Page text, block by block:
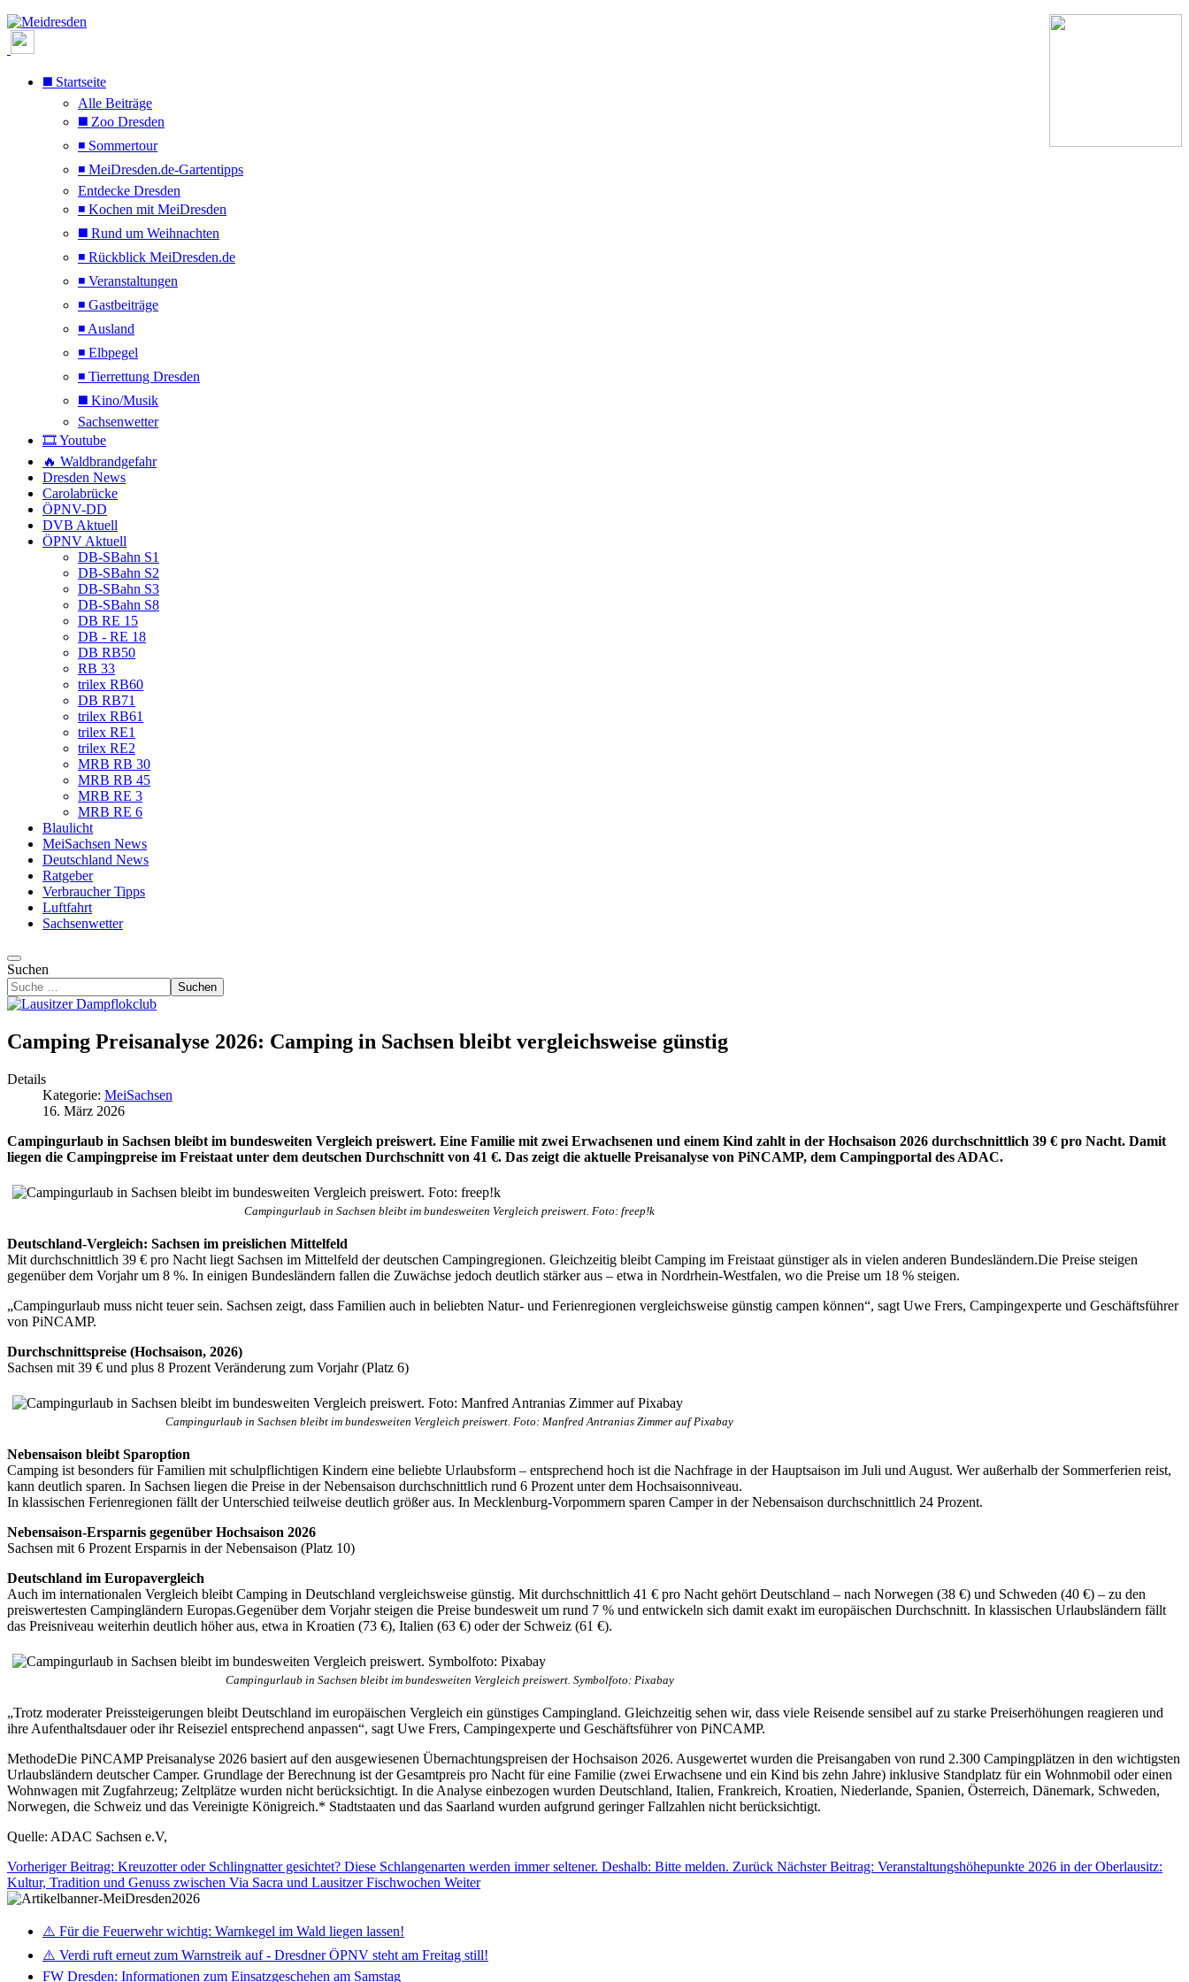
◼️ Startseite
Alle Beiträge
◼️ Zoo Dresden
◾ Sommertour
◾ MeiDresden.de-Gartentipps
Entdecke Dresden
◾ Kochen mit MeiDresden
◼️ Rund um Weihnachten
◾ Rückblick MeiDresden.de
◾ Veranstaltungen
◾ Gastbeiträge
◾ Ausland
◾ Elbpegel
◾ Tierrettung Dresden
◼️ Kino/Musik
Sachsenwetter
🎞️ Youtube
🔥 Waldbrandgefahr
Dresden News
Carolabrücke
ÖPNV-DD
DVB Aktuell
ÖPNV Aktuell
DB-SBahn S1
DB-SBahn S2
DB-SBahn S3
DB-SBahn S8
DB RE 15
DB - RE 18
DB RB50
RB 33
trilex RB60
DB RB71
trilex RB61
trilex RE1
trilex RE2
MRB RB 30
MRB RB 45
MRB RE 3
MRB RE 6
Blaulicht
MeiSachsen News
Deutschland News
Ratgeber
Verbraucher Tipps
Luftfahrt
Sachsenwetter
Suchen
Suchen
Camping Preisanalyse 2026: Camping in Sachsen bleibt vergleichsweise günstig
Details
Kategorie: MeiSachsen
16. März 2026
Campingurlaub in Sachsen bleibt im bundesweiten Vergleich preiswert. Eine Familie mit zwei Erwachsenen und einem Kind zahlt in der Hochsaison 2026 durchschnittlich 39 € pro Nacht. Damit
liegen die Campingpreise im Freistaat unter dem deutschen Durchschnitt von 41 €. Das zeigt die aktuelle Preisanalyse von PiNCAMP, dem Campingportal des ADAC.
Campingurlaub in Sachsen bleibt im bundesweiten Vergleich preiswert. Foto: freep!k
Deutschland-Vergleich: Sachsen im preislichen Mittelfeld
Mit durchschnittlich 39 € pro Nacht liegt Sachsen im Mittelfeld der deutschen Campingregionen. Gleichzeitig bleibt Camping im Freistaat günstiger als in vielen anderen Bundesländern.Die Preise steigen
gegenüber dem Vorjahr um 8 %. In einigen Bundesländern fallen die Zuwächse jedoch deutlich stärker aus – etwa in Nordrhein-Westfalen, wo die Preise um 18 % steigen.
„Campingurlaub muss nicht teuer sein. Sachsen zeigt, dass Familien auch in beliebten Natur- und Ferienregionen vergleichsweise günstig campen können“, sagt Uwe Frers, Campingexperte und Geschäftsführer
von PiNCAMP.
Durchschnittspreise (Hochsaison, 2026)
Sachsen mit 39 € und plus 8 Prozent Veränderung zum Vorjahr (Platz 6)
Campingurlaub in Sachsen bleibt im bundesweiten Vergleich preiswert. Foto: Manfred Antranias Zimmer auf Pixabay
Nebensaison bleibt Sparoption
Camping ist besonders für Familien mit schulpflichtigen Kindern eine beliebte Urlaubsform – entsprechend hoch ist die Nachfrage in der Hauptsaison im Juli und August. Wer außerhalb der Sommerferien reist,
kann deutlich sparen. In Sachsen liegen die Preise in der Nebensaison durchschnittlich rund 6 Prozent unter dem Hochsaisonniveau.
In klassischen Ferienregionen fällt der Unterschied teilweise deutlich größer aus. In Mecklenburg-Vorpommern sparen Camper in der Nebensaison durchschnittlich 24 Prozent.
Nebensaison-Ersparnis gegenüber Hochsaison 2026
Sachsen mit 6 Prozent Ersparnis in der Nebensaison (Platz 10)
Deutschland im Europavergleich
Auch im internationalen Vergleich bleibt Camping in Deutschland vergleichsweise günstig. Mit durchschnittlich 41 € pro Nacht gehört Deutschland – nach Norwegen (38 €) und Schweden (40 €) – zu den
preiswertesten Campingländern Europas.Gegenüber dem Vorjahr steigen die Preise bundesweit um rund 7 % und entwickeln sich damit exakt im europäischen Durchschnitt. In klassischen Urlaubsländern fällt
das Preisniveau weiterhin deutlich höher aus, etwa in Kroatien (73 €), Italien (63 €) oder der Schweiz (61 €).
Campingurlaub in Sachsen bleibt im bundesweiten Vergleich preiswert. Symbolfoto: Pixabay
„Trotz moderater Preissteigerungen bleibt Deutschland im europäischen Vergleich ein günstiges Campingland. Gleichzeitig sehen wir, dass viele Reisende sensibel auf zu starke Preiserhöhungen reagieren und
ihre Aufenthaltsdauer oder ihr Reiseziel entsprechend anpassen“, sagt Uwe Frers, Campingexperte und Geschäftsführer von PiNCAMP.
MethodeDie PiNCAMP Preisanalyse 2026 basiert auf den ausgewiesenen Übernachtungspreisen der Hochsaison 2026. Ausgewertet wurden die Preisangaben von rund 2.300 Campingplätzen in den wichtigsten
Urlaubsländern deutscher Camper. Grundlage der Berechnung ist der Gesamtpreis pro Nacht für eine Familie (zwei Erwachsene und ein Kind bis zehn Jahre) inklusive Standplatz für ein Wohnmobil oder einen
Wohnwagen mit Zugfahrzeug; Zeltplätze wurden nicht berücksichtigt. In die Analyse einbezogen wurden Deutschland, Italien, Frankreich, Kroatien, Niederlande, Spanien, Österreich, Dänemark, Schweden,
Norwegen, die Schweiz und das Vereinigte Königreich.* Stadtstaaten und das Saarland wurden aufgrund geringer Fallzahlen nicht berücksichtigt.
Quelle: ADAC Sachsen e.V,
Vorheriger Beitrag: Kreuzotter oder Schlingnatter gesichtet? Diese Schlangenarten werden immer seltener. Deshalb: Bitte melden. Zurück Nächster Beitrag: Veranstaltungshöhepunkte 2026 in der Oberlausitz:
Kultur, Tradition und Genuss zwischen Via Sacra und Lausitzer Fischwochen Weiter
⚠️ Für die Feuerwehr wichtig: Warnkegel im Wald liegen lassen!
⚠️ Verdi ruft erneut zum Warnstreik auf - Dresdner ÖPNV steht am Freitag still!
FW Dresden: Informationen zum Einsatzgeschehen am Samstag